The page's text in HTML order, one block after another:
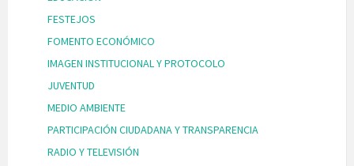
FESTEJOS
FOMENTO ECONÓMICO
IMAGEN INSTITUCIONAL Y PROTOCOLO
JUVENTUD
MEDIO AMBIENTE
PARTICIPACIÓN CIUDADANA Y TRANSPARENCIA
RADIO Y TELEVISIÓN